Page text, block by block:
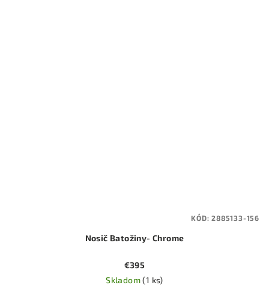
Nosič Batožiny- Chrome
€395
Skladom(1 ks)
KÓD:2885133-156